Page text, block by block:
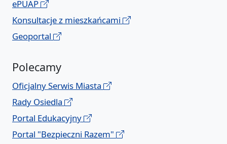
ePUAP
Konsultacje z mieszkańcami
Geoportal
Polecamy
Oficjalny Serwis Miasta
Rady Osiedla
Portal Edukacyjny
Portal "Bezpieczni Razem"